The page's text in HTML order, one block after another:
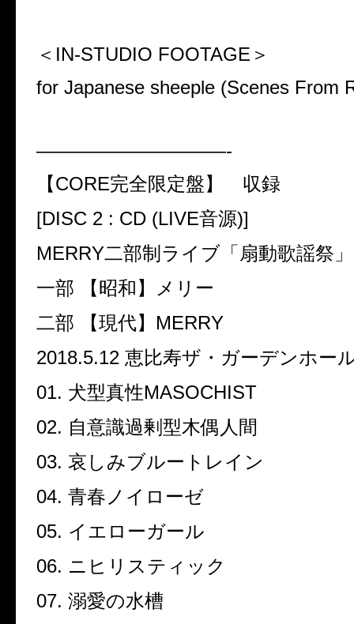
＜ IN-STUDIO FOOTAGE ＞
for Japanese sheeple (Scenes From
——————————-
【CORE完全限定盤】
収録
[DISC 2 : CD (LIVE音源)]
MERRY二部制ライブ「扇動歌謡祭」
一部 【昭和】メリー
二部 【現代】 MERRY
2018.5.12 恵比寿ザ・ガーデンホー
01. 犬型真性MASOCHIST
02. 自意識過剰型木偶人間
03. 哀しみブルートレイン
04. 青春ノイローゼ
05. イエローガール
06. ニヒリスティック
07. 溺愛の水槽